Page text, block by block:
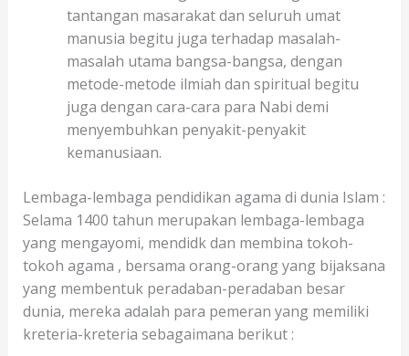
tantangan masarakat dan seluruh umat
manusia begitu juga terhadap masalah-
masalah utama bangsa-bangsa, dengan
metode-metode ilmiah dan spiritual begitu
juga dengan cara-cara para Nabi demi
menyembuhkan penyakit-penyakit
kemanusiaan.
Lembaga-lembaga pendidikan agama di dunia Islam :
Selama 1400 tahun merupakan lembaga-lembaga
yang mengayomi, mendidk dan membina tokoh-
tokoh agama , bersama orang-orang yang bijaksana
yang membentuk peradaban-peradaban besar
dunia, mereka adalah para pemeran yang memiliki
kreteria-kreteria sebagaimana berikut :